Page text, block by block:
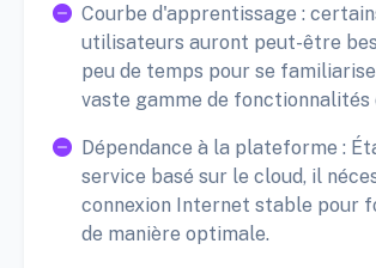
Courbe d'apprentissage :
utilisateurs auront peut-être
peu de temps pour se
vaste gamme de fonctionnalités
Dépendance à la plateforme :
service basé sur le cloud, il
connexion Internet stable pour
de manière optimale.